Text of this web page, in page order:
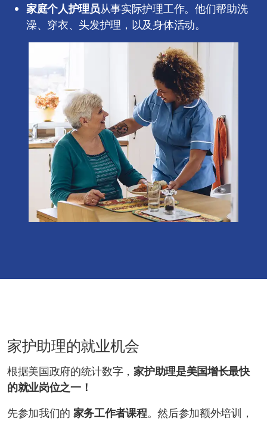
家庭个人护理员从事实际护理工作。他们帮助洗
澡、穿衣、头发护理，以及身体活动。
家护助理的就业机会
根据美国政府的统计数字，家护助理是美国增长最快
的就业岗位之一！
先参加我们的 家务工作者课程。然后参加额外培训，